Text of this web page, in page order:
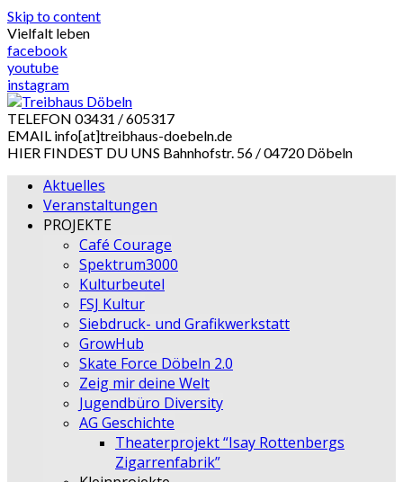
Skip to content
Vielfalt leben
facebook
youtube
instagram
TELEFON 03431 / 605317
EMAIL info[at]treibhaus-doebeln.de
HIER FINDEST DU UNS Bahnhofstr. 56 / 04720 Döbeln
Aktuelles
Veranstaltungen
PROJEKTE
Café Courage
Spektrum3000
Kulturbeutel
FSJ Kultur
Siebdruck- und Grafikwerkstatt
GrowHub
Skate Force Döbeln 2.0
Zeig mir deine Welt
Jugendbüro Diversity
AG Geschichte
Theaterprojekt “Isay Rottenbergs
Zigarrenfabrik”